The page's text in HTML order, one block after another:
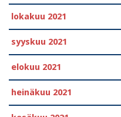
lokakuu 2021
syyskuu 2021
elokuu 2021
heinäkuu 2021